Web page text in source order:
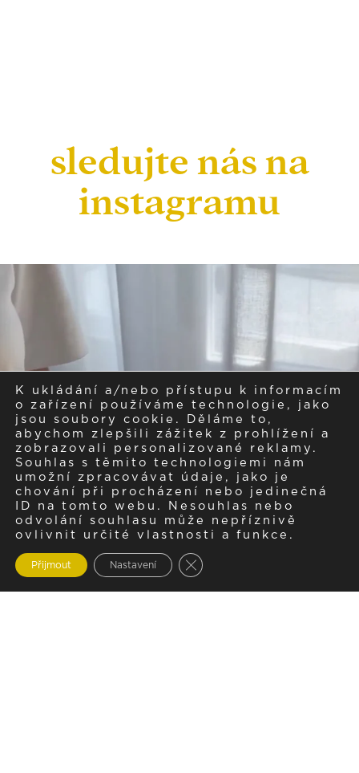
sledujte nás na
instagramu
K ukládání a/nebo přístupu k informacím
o zařízení používáme technologie, jako
jsou soubory cookie. Děláme to,
abychom zlepšili zážitek z prohlížení a
zobrazovali personalizované reklamy.
Souhlas s těmito technologiemi nám
umožní zpracovávat údaje, jako je
chování při procházení nebo jedinečná
ID na tomto webu. Nesouhlas nebo
odvolání souhlasu může nepříznivě
ovlivnit určité vlastnosti a funkce.
Přijmout Nastavení Zavřít cookie lištu GDPR